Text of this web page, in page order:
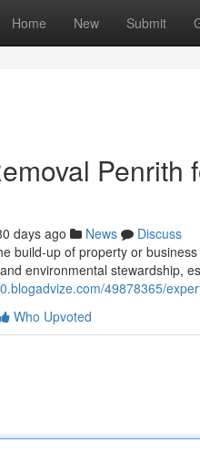
Home New Submit
Penrith
days ago News
Discuss
build‑up of property or
environmental stewardship,
49878365/
Who Upvoted